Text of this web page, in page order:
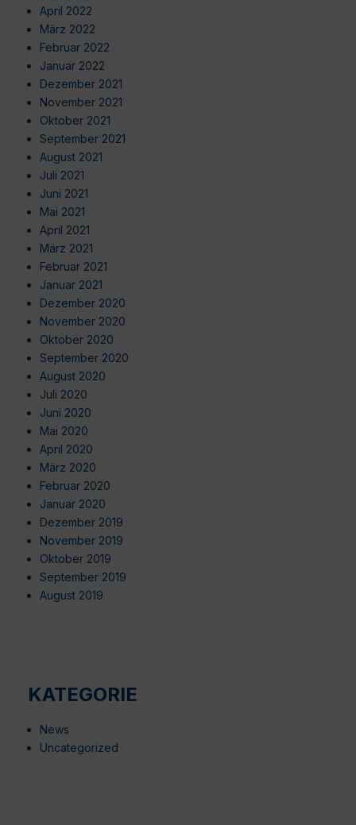
April 2022
März 2022
Februar 2022
Januar 2022
Dezember 2021
November 2021
Oktober 2021
September 2021
August 2021
Juli 2021
Juni 2021
Mai 2021
April 2021
März 2021
Februar 2021
Januar 2021
Dezember 2020
November 2020
Oktober 2020
September 2020
August 2020
Juli 2020
Juni 2020
Mai 2020
April 2020
März 2020
Februar 2020
Januar 2020
Dezember 2019
November 2019
Oktober 2019
September 2019
August 2019
KATEGORIE
News
Uncategorized